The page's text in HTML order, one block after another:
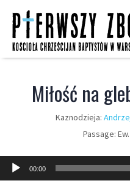
content
Miłość na
Kaznodzieja:
Passage:
00:00